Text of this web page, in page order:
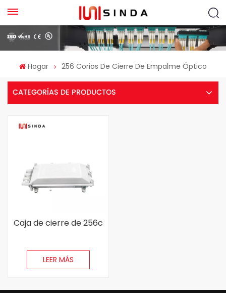
Hogar 256 Corios De Cierre De Empalme Óptico
CATEGORÍAS DE PRODUCTOS
Caja de cierre de 256c
LEER MÁS